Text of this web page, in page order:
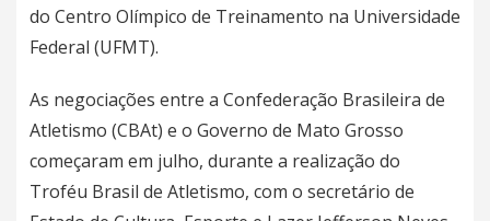
do Centro Olímpico de Treinamento na Universidade
Federal (UFMT).
As negociações entre a Confederação Brasileira de
Atletismo (CBAt) e o Governo de Mato Grosso
começaram em julho, durante a realização do
Troféu Brasil de Atletismo, com o secretário de